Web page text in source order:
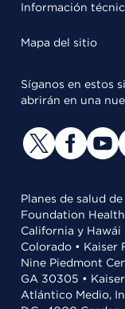
Información
Mapa del sitio
Síganos en estos
abrirán en una
Planes de salud
Foundation
California y Hawái
Colorado • Kaiser
Nine Piedmont
GA 30305 •
Atlántico Medio,